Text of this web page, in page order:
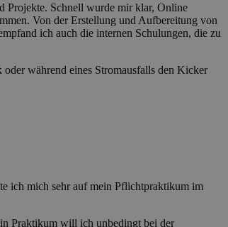
Projekte. Schnell wurde mir klar, Online
Von der Erstellung und Aufbereitung von
ich auch die internen Schulungen, die zu
während eines Stromausfalls den Kicker
ich mich sehr auf mein Pflichtpraktikum im
Praktikum will ich unbedingt bei der